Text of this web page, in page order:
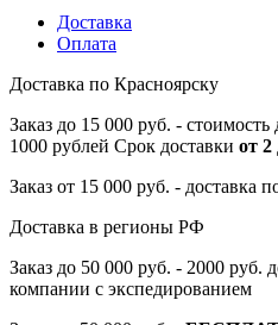
Доставка
Оплата
Доставка по Красноярску
Заказ до 15 000 руб. -
1000 рублей Срок доставки от 2
Заказ от 15 000 руб. - доставка
Доставка в регионы РФ
Заказ до 50 000 руб. - 2000 руб.
компании с экспедированием